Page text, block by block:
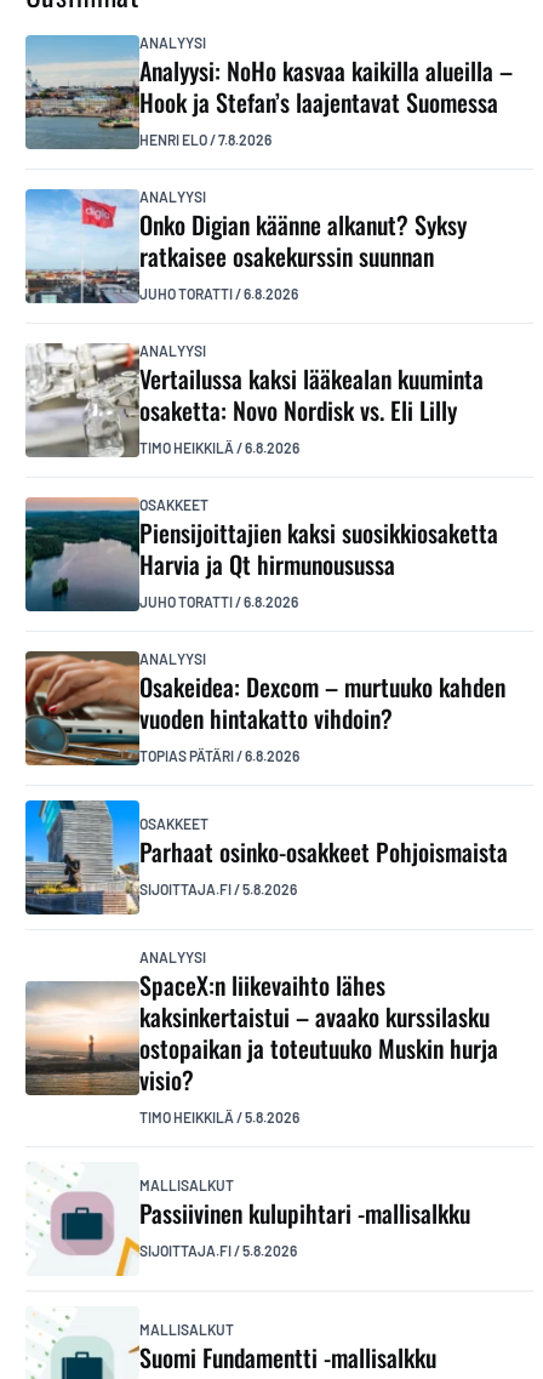
ANALYYSI
Analyysi: NoHo kasvaa kaikilla alueilla –
Hook ja Stefan’s laajentavat Suomessa
HENRI ELO/7.8.2026
ANALYYSI
Onko Digian käänne alkanut? Syksy
ratkaisee osakekurssin suunnan
JUHO TORATTI/6.8.2026
ANALYYSI
Vertailussa kaksi lääkealan kuuminta
osaketta: Novo Nordisk vs. Eli Lilly
TIMO HEIKKILÄ /6.8.2026
OSAKKEET
Piensijoittajien kaksi suosikkiosaketta
Harvia ja Qt hirmunousussa
JUHO TORATTI/6.8.2026
ANALYYSI
Osakeidea: Dexcom – murtuuko kahden
vuoden hintakatto vihdoin?
TOPIAS PÄTÄRI/6.8.2026
OSAKKEET
Parhaat osinko-osakkeet Pohjoismaista
SIJOITTAJA.FI/5.8.2026
ANALYYSI
SpaceX:n liikevaihto lähes
kaksinkertaistui – avaako kurssilasku
ostopaikan ja toteutuuko Muskin hurja
visio?
TIMO HEIKKILÄ /5.8.2026
MALLISALKUT
Passiivinen kulupihtari -mallisalkku
SIJOITTAJA.FI/5.8.2026
MALLISALKUT
Suomi Fundamentti -mallisalkku